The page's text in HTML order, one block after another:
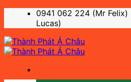
dung
0941 062 224 (Mr
Lucas)